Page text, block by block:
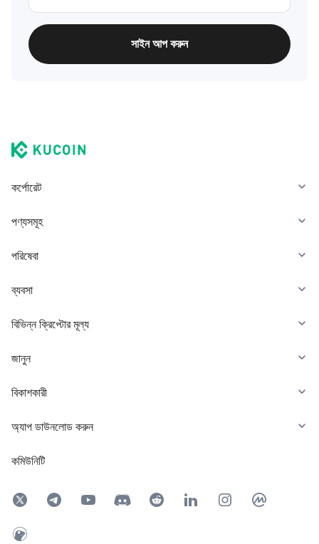
সাইন আপ করুন
কর্পোরেট
পণ্যসমূহ
পরিষেবা
ব্যবসা
বিভিন্ন ক্রিপ্টোর মূল্য
জানুন
বিকাশকারী
অ্যাপ ডাউনলোড করুন
কমিউনিটি